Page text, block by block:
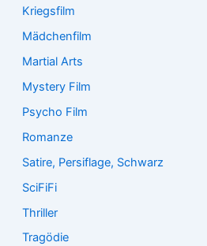
Kriegsfilm
Mädchenfilm
Martial Arts
Mystery Film
Psycho Film
Romanze
Satire, Persiflage, Schwarz
SciFiFi
Thriller
Tragödie